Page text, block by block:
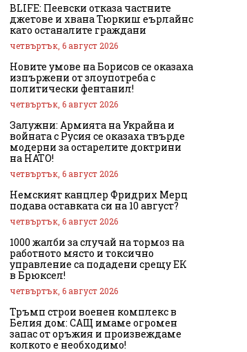
BLIFE: Пеевски отказа частните
джетове и хвана Тюркиш еърлайнс
като останалите граждани
четвъртък, 6 август 2026
Новите умове на Борисов се оказаха
изпържени от злоупотреба с
политически фентанил!
четвъртък, 6 август 2026
Залужни: Армията на Украйна и
войната с Русия се оказаха твърде
модерни за остарелите доктрини
на НАТО!
четвъртък, 6 август 2026
Немският канцлер Фридрих Мерц
подава оставката си на 10 август?
четвъртък, 6 август 2026
1000 жалби за случай на тормоз на
работното място и токсично
управление са подадени срещу ЕК
в Брюксел!
четвъртък, 6 август 2026
Тръмп строи военен комплекс в
Белия дом: САЩ имаме огромен
запас от оръжия и произвеждаме
колкото е необходимо!